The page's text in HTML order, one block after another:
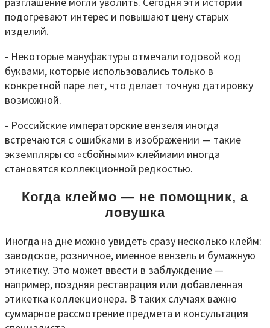
подогревают интерес и повышают цену старых
изделий.
- Некоторые мануфактуры отмечали годовой код
буквами, которые использовались только в
конкретной паре лет, что делает точную датировку
возможной.
- Российские императорские вензеля иногда
встречаются с ошибками в изображении — такие
экземпляры со «сбойными» клеймами иногда
становятся коллекционной редкостью.
Когда клеймо — не помощник, а
ловушка
Иногда на дне можно увидеть сразу несколько клейм:
заводское, розничное, именное вензель и бумажную
этикетку. Это может ввести в заблуждение —
например, поздняя реставрация или добавленная
этикетка коллекционера. В таких случаях важно
суммарное рассмотрение предмета и консультация